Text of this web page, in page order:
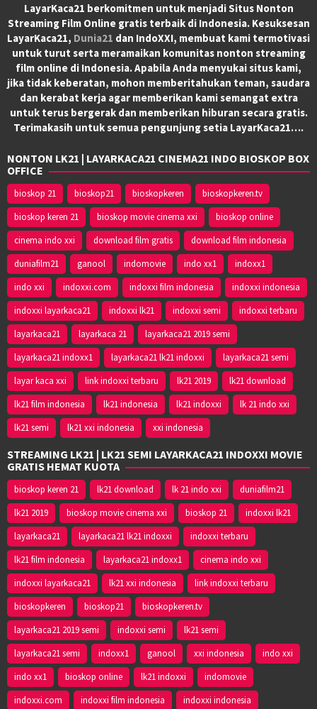
LayarKaca21 berkomitmen untuk menjadi Situs Nonton
Streaming Film Online gratis terbaik di Indonesia. Kesuksesan
LayarKaca21, Dunia21 dan IndoXXI, membuat kami termotivasi
untuk turut serta meramaikan komunitas nonton streaming
film online di Indonesia. Apabila Anda menyukai situs kami,
jika tidak keberatan, mohon memberitahukan teman, saudara
dan kerabat kerja agar memberikan kami semangat extra
untuk terus bergerak dan memberikan hiburan secara gratis.
Terimakasih untuk semua pengunjung setia LayarKaca21….
NONTON LK21 | LAYARKACA21 CINEMA21 INDO BIOSKOP BOX
OFFICE
bioskop 21 bioskop21 bioskopkeren
bioskopkeren.tv
bioskop keren 21
bioskop movie cinema xxi
bioskop online
cinema indo xxi
download film gratis
download film indonesia
duniafilm21
ganool indomovie indo xx1
indoxx1
indo xxi
indoxxi.com indoxxi film indonesia
indoxxi indonesia
indoxxi layarkaca21
indoxxi lk21 indoxxi semi
indoxxi terbaru
layarkaca21
layarkaca 21
layarkaca21 2019 semi
layarkaca21 indoxx1
layarkaca21 lk21 indoxxi
layarkaca21 semi
layar kaca xxi
link indoxxi terbaru lk21 2019
lk21 download
lk21 film indonesia
lk21 indonesia lk21 indoxxi
lk 21 indo xxi
lk21 semi
lk21 xxi indonesia xxi indonesia
STREAMING LK21 | LK21 SEMI LAYARKACA21 INDOXXI MOVIE
GRATIS HEMAT KUOTA
bioskop keren 21 lk21 download lk 21 indo xxi
duniafilm21
lk21 2019
bioskop movie cinema xxi bioskop 21
indoxxi lk21
layarkaca21
layarkaca21 lk21 indoxxi
indoxxi terbaru
lk21 film indonesia
layarkaca21 indoxx1
cinema indo xxi
indoxxi layarkaca21
lk21 xxi indonesia
link indoxxi terbaru
bioskopkeren
bioskop21
bioskopkeren.tv
layarkaca21 2019 semi
indoxxi semi
lk21 semi
layarkaca21 semi
indoxx1 ganool xxi indonesia
indo xxi
indo xx1
bioskop online lk21 indoxxi
indomovie
indoxxi.com
indoxxi film indonesia indoxxi indonesia